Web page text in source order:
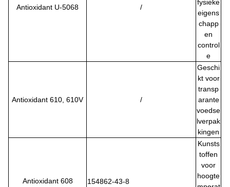
Antioxidant U-5068 /
fysieke
eigens
chapp
en
control
e
Antioxidant 610, 610V /
Geschi
kt voor
transp
arante
voedse
lverpak
kingen
Antioxidant 608 154862-43-8
Kunsts
toffen
voor
hoogte